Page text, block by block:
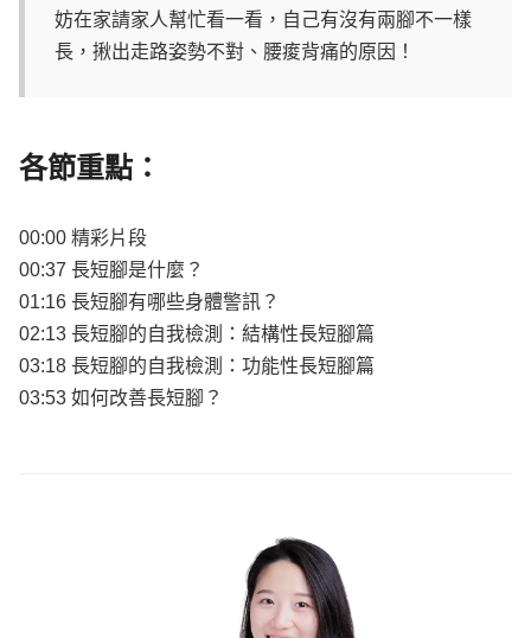
妨在家請家人幫忙看一看，自己有沒有兩腳不一樣
長，揪出走路姿勢不對、腰痠背痛的原因！
各節重點：
00:00 精彩片段
00:37 長短腳是什麼？
01:16 長短腳有哪些身體警訊？
02:13 長短腳的自我檢測：結構性長短腳篇
03:18 長短腳的自我檢測：功能性長短腳篇
03:53 如何改善長短腳？